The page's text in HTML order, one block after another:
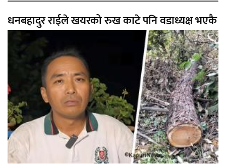
धनबहादुर राईले खयरको रुख काटे पनि वडाध्यक्ष भएकै